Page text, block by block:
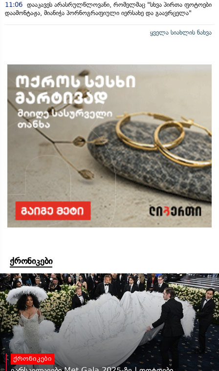
11:06 დააკავეს არასრულწლოვანი, რომელმაც "სხვა პირთა ფოტოები
დაამონტაჟა, მიანიჭა პორნოგრაფიული იერსახე და გაავრცელა"
ყველა სიახლის ნახვა
ქრონიკები
ქრონიკები